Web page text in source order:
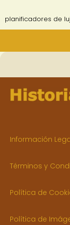
planificadores de
Información
Términos y
Política de
Política de